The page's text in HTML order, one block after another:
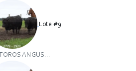
Lote #9
TOROS ANGUS...